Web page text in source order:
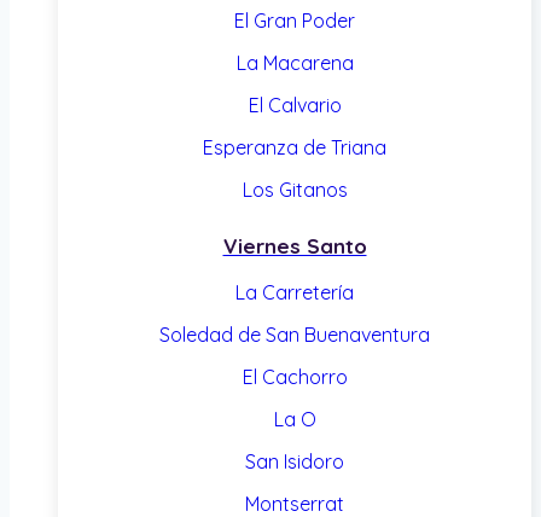
El Gran Poder
La Macarena
El Calvario
Esperanza de Triana
Los Gitanos
Viernes Santo
La Carretería
Soledad de San Buenaventura
El Cachorro
La O
San Isidoro
Montserrat